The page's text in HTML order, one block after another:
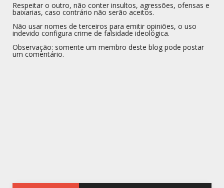
Respeitar o outro, não conter insultos, agressões, ofensas e
baixarias, caso contrário não serão aceitos.
Não usar nomes de terceiros para emitir opiniões, o uso
indevido configura crime de falsidade ideológica.
Observação: somente um membro deste blog pode postar
um comentário.